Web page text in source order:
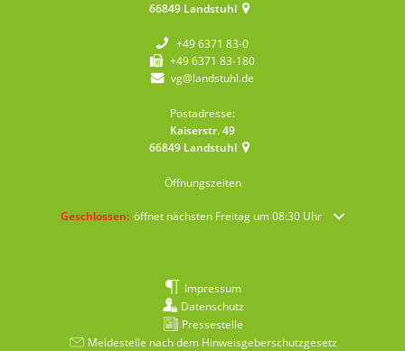
66849 Landstuhl
+49 6371 83-0
+49 6371 83-180
vg@landstuhl.de
Postadresse:
Kaiserstr. 49
66849 Landstuhl
Öffnungszeiten
Klicken, um weitere Öffnungs- oder Schließzeiten auszublenden
Geschlossen: öffnet nächsten Freitag um 08:30 Uhr
Impressum
Datenschutz
Pressestelle
Meldestelle nach dem Hinweisgeberschutzgesetz